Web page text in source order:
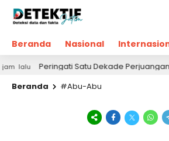
Beranda Nasional
Peringati Satu Dekade Perjuangan,
Beranda
#Abu-Abu